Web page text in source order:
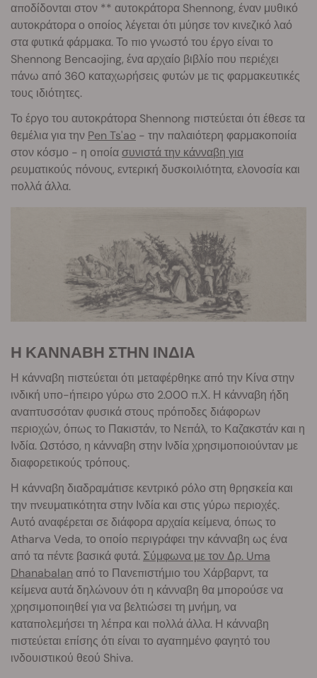
αποδίδονται στον ** αυτοκράτορα Shennong, έναν μυθικό
αυτοκράτορα ο οποίος λέγεται ότι μύησε τον κινεζικό λαό
στα φυτικά φάρμακα. Το πιο γνωστό του έργο είναι το
Shennong Bencaojing, ένα αρχαίο βιβλίο που περιέχει
πάνω από 360 καταχωρήσεις φυτών με τις φαρμακευτικές
τους ιδιότητες.
Το έργο του αυτοκράτορα Shennong πιστεύεται ότι έθεσε τα
θεμέλια για την Pen Ts'ao - την παλαιότερη φαρμακοποιία
στον κόσμο - η οποίασυνιστά την κάνναβη για
ρευματικούς πόνους, εντερική δυσκοιλιότητα, ελονοσία και
πολλά άλλα.
Η ΚΑΝΝΑΒΗ ΣΤΗΝ ΙΝΔΙΑ
Η κάνναβη πιστεύεται ότι μεταφέρθηκε από την Κίνα στην
ινδική υπο-ήπειρο γύρω στο 2.000 π.Χ. Η κάνναβη ήδη
αναπτυσσόταν φυσικά στους πρόποδες διάφορων
περιοχών, όπως το Πακιστάν, το Νεπάλ, το Καζακστάν και η
Ινδία. Ωστόσο, η κάνναβη στην Ινδία χρησιμοποιούνταν με
διαφορετικούς τρόπους.
Η κάνναβη διαδραμάτισε κεντρικό ρόλο στη θρησκεία και
την πνευματικότητα στην Ινδία και στις γύρω περιοχές.
Αυτό αναφέρεται σε διάφορα αρχαία κείμενα, όπως το
Atharva Veda, το οποίο περιγράφει την κάνναβη ως ένα
από τα πέντε βασικά φυτά. Σύμφωνα με τον Δρ. Uma
Dhanabalan από το Πανεπιστήμιο του Χάρβαρντ, τα
κείμενα αυτά δηλώνουν ότι η κάνναβη θα μπορούσε να
χρησιμοποιηθεί για να βελτιώσει τη μνήμη, να
καταπολεμήσει τη λέπρα και πολλά άλλα. Η κάνναβη
πιστεύεται επίσης ότι είναι το αγαπημένο φαγητό του
ινδουιστικού θεού Shiva.